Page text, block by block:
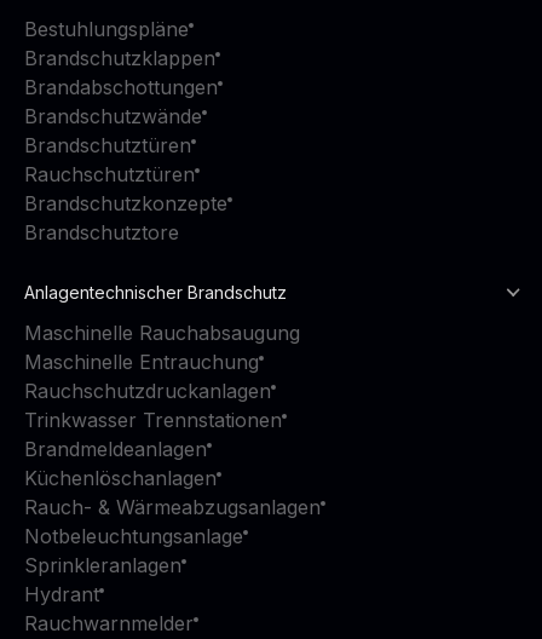
Bestuhlungspläne
Brandschutzklappen
Brandabschottungen
Brandschutzwände
Brandschutztüren
Rauchschutztüren
Brandschutzkonzepte
Brandschutztore
Anlagentechnischer Brandschutz
Maschinelle Rauchabsaugung
Maschinelle Entrauchung
Rauchschutzdruckanlagen
Trinkwasser Trennstationen
Brandmeldeanlagen
Küchenlöschanlagen
Rauch- & Wärmeabzugsanlagen
Notbeleuchtungsanlage
Sprinkleranlagen
Hydrant
Rauchwarnmelder